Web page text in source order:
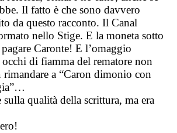
Il fatto è che sono davvero
da questo racconto. Il Canal
nello Stige. E la moneta sotto
Caronte! E l’omaggio
di fiamma del rematore non
rimandare a “Caron dimonio con
qualità della scrittura, ma era